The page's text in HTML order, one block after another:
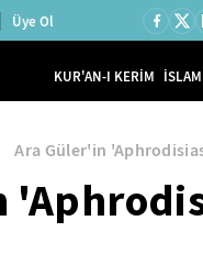
Üye Ol
KUR'AN-I KERİM İSLAM
Ara Güler'in